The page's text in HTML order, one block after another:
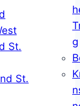
St.
St.
g